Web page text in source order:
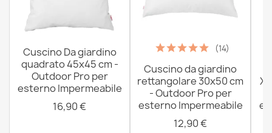
Cuscino Da giardino
quadrato 45x45 cm -
Outdoor Pro per
esterno Impermeabile
16,90 €
(14)
Cuscino da giardino
rettangolare 30x50 cm
- Outdoor Pro per
esterno Impermeabile
12,90 €